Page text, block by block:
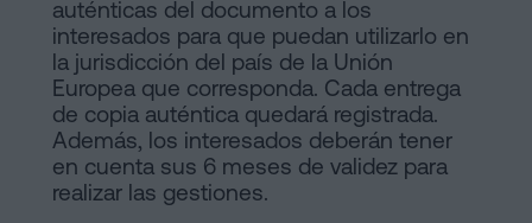
auténticas del documento a los
interesados para que puedan utilizarlo en
la jurisdicción del país de la Unión
Europea que corresponda. Cada entrega
de copia auténtica quedará registrada.
Además, los interesados deberán tener
en cuenta sus 6 meses de validez para
realizar las gestiones.